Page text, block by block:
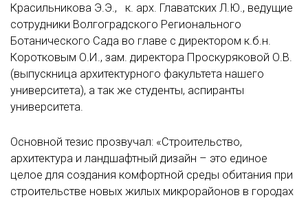
Красильникова Э.Э., к. арх. Главатских Л.Ю., ведущие
сотрудники Волгоградского Регионального
Ботанического Сада во главе с директором к.б.н.
Коротковым О.И., зам. директора Проскуряковой О.В.
(выпускница архитектурного факультета нашего
университета), а так же студенты, аспиранты
университета.
Основной тезис прозвучал: «Строительство,
архитектура и ландшафтный дизайн – это единое
целое для создания комфортной среды обитания при
строительстве новых жилых микрорайонов в городах